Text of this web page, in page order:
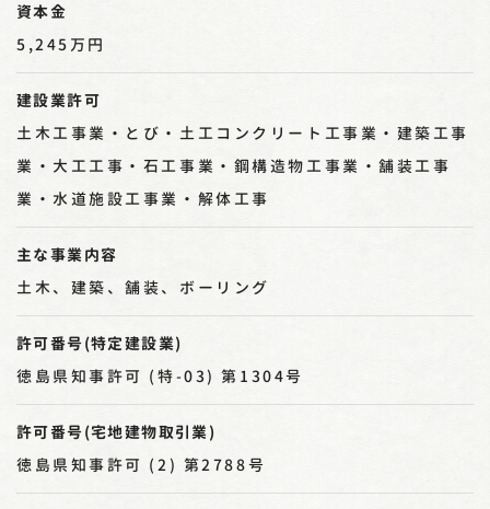
資本金
5,245万円
建設業許可
土木工事業・とび・土工コンクリート工事業・建築工事
業・大工工事・石工事業・鋼構造物工事業・舗装工事
業・水道施設工事業・解体工事
主な事業内容
土木、建築、舗装、ボーリング
許可番号(特定建設業)
徳島県知事許可 (特-03) 第1304号
許可番号(宅地建物取引業)
徳島県知事許可 (2) 第2788号